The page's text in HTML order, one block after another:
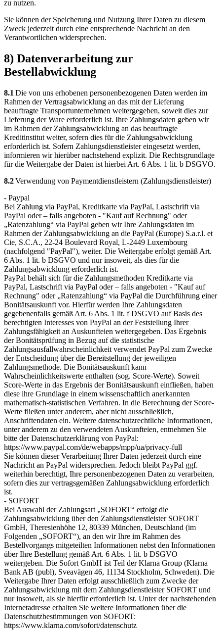
zu nutzen.
Sie können der Speicherung und Nutzung Ihrer Daten zu diesem
Zweck jederzeit durch eine entsprechende Nachricht an den
Verantwortlichen widersprechen.
8) Datenverarbeitung zur
Bestellabwicklung
8.1 Die von uns erhobenen personenbezogenen Daten werden im
Rahmen der Vertragsabwicklung an das mit der Lieferung
beauftragte Transportunternehmen weitergegeben, soweit dies zur
Lieferung der Ware erforderlich ist. Ihre Zahlungsdaten geben wir
im Rahmen der Zahlungsabwicklung an das beauftragte
Kreditinstitut weiter, sofern dies für die Zahlungsabwicklung
erforderlich ist. Sofern Zahlungsdienstleister eingesetzt werden,
informieren wir hierüber nachstehend explizit. Die Rechtsgrundlage
für die Weitergabe der Daten ist hierbei Art. 6 Abs. 1 lit. b DSGVO.
8.2Verwendung von Paymentdienstleistern (Zahlungsdienstleister)
- Paypal
Bei Zahlung via PayPal, Kreditkarte via PayPal, Lastschrift via
PayPal oder – falls angeboten - "Kauf auf Rechnung" oder
„Ratenzahlung“ via PayPal geben wir Ihre Zahlungsdaten im
Rahmen der Zahlungsabwicklung an die PayPal (Europe) S.a.r.l. et
Cie, S.C.A., 22-24 Boulevard Royal, L-2449 Luxembourg
(nachfolgend "PayPal"), weiter. Die Weitergabe erfolgt gemäß Art.
6 Abs. 1 lit. b DSGVO und nur insoweit, als dies für die
Zahlungsabwicklung erforderlich ist.
PayPal behält sich für die Zahlungsmethoden Kreditkarte via
PayPal, Lastschrift via PayPal oder – falls angeboten - "Kauf auf
Rechnung" oder „Ratenzahlung“ via PayPal die Durchführung einer
Bonitätsauskunft vor. Hierfür werden Ihre Zahlungsdaten
gegebenenfalls gemäß Art. 6 Abs. 1 lit. f DSGVO auf Basis des
berechtigten Interesses von PayPal an der Feststellung Ihrer
Zahlungsfähigkeit an Auskunfteien weitergegeben. Das Ergebnis
der Bonitätsprüfung in Bezug auf die statistische
Zahlungsausfallwahrscheinlichkeit verwendet PayPal zum Zwecke
der Entscheidung über die Bereitstellung der jeweiligen
Zahlungsmethode. Die Bonitätsauskunft kann
Wahrscheinlichkeitswerte enthalten (sog. Score-Werte). Soweit
Score-Werte in das Ergebnis der Bonitätsauskunft einfließen, haben
diese ihre Grundlage in einem wissenschaftlich anerkannten
mathematisch-statistischen Verfahren. In die Berechnung der Score-
Werte fließen unter anderem, aber nicht ausschließlich,
Anschriftendaten ein. Weitere datenschutzrechtliche Informationen,
unter anderem zu den verwendeten Auskunfteien, entnehmen Sie
bitte der Datenschutzerklärung von PayPal:
https://www.paypal.com/de/webapps/mpp/ua/privacy-full
Sie können dieser Verarbeitung Ihrer Daten jederzeit durch eine
Nachricht an PayPal widersprechen. Jedoch bleibt PayPal ggf.
weiterhin berechtigt, Ihre personenbezogenen Daten zu verarbeiten,
sofern dies zur vertragsgemäßen Zahlungsabwicklung erforderlich
ist.
- SOFORT
Bei Auswahl der Zahlungsart „SOFORT“ erfolgt die
Zahlungsabwicklung über den Zahlungsdienstleister SOFORT
GmbH, Theresienhöhe 12, 80339 München, Deutschland (im
Folgenden „SOFORT“), an den wir Ihre im Rahmen des
Bestellvorgangs mitgeteilten Informationen nebst den Informationen
über Ihre Bestellung gemäß Art. 6 Abs. 1 lit. b DSGVO
weitergeben. Die Sofort GmbH ist Teil der Klarna Group (Klarna
Bank AB (publ), Sveavägen 46, 11134 Stockholm, Schweden). Die
Weitergabe Ihrer Daten erfolgt ausschließlich zum Zwecke der
Zahlungsabwicklung mit dem Zahlungsdienstleister SOFORT und
nur insoweit, als sie hierfür erforderlich ist. Unter der nachstehenden
Internetadresse erhalten Sie weitere Informationen über die
Datenschutzbestimmungen von SOFORT:
https://www.klarna.com/sofort/datenschutz